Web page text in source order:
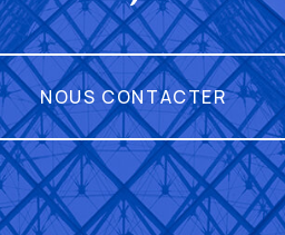
NOUS CONTACTER